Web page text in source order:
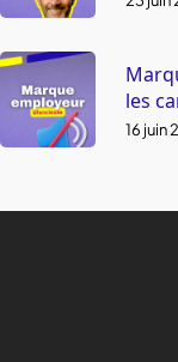
les
16 juin